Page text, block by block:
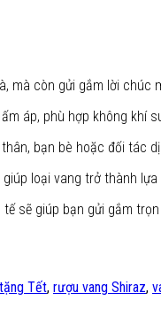
mà còn gửi gắm lời chúc
áp, phù hợp không khí
bạn bè hoặc đối tác
loại vang trở thành
tế sẽ giúp bạn gửi gắm
Tết, rượu vang Shiraz,